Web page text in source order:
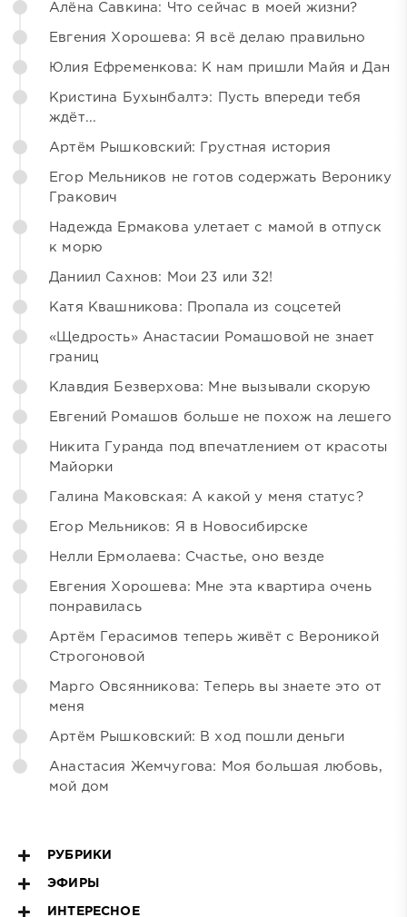
Алёна Савкина: Что сейчас в моей жизни?
Евгения Хорошева: Я всё делаю правильно
Юлия Ефременкова: К нам пришли Майя и Дан
Кристина Бухынбалтэ: Пусть впереди тебя
ждёт...
Артём Рышковский: Грустная история
Егор Мельников не готов содержать Веронику
Гракович
Надежда Ермакова улетает с мамой в отпуск
к морю
Даниил Сахнов: Мои 23 или 32!
Катя Квашникова: Пропала из соцсетей
«Щедрость» Анастасии Ромашовой не знает
границ
Клавдия Безверхова: Мне вызывали скорую
Евгений Ромашов больше не похож на лешего
Никита Гуранда под впечатлением от красоты
Майорки
Галина Маковская: А какой у меня статус?
Егор Мельников: Я в Новосибирске
Нелли Ермолаева: Счастье, оно везде
Евгения Хорошева: Мне эта квартира очень
понравилась
Артём Герасимов теперь живёт с Вероникой
Строгоновой
Марго Овсянникова: Теперь вы знаете это от
меня
Артём Рышковский: В ход пошли деньги
Анастасия Жемчугова: Моя большая любовь,
мой дом
РУБРИКИ
ЭФИРЫ
ИНТЕРЕСНОЕ